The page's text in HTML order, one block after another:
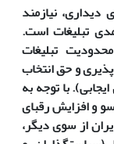
دیداری، نیازمند
تبلیغات است.
تبلیغات
و حق انتخاب
با توجه به
و افزایش رقبای
از سوی دیگر،